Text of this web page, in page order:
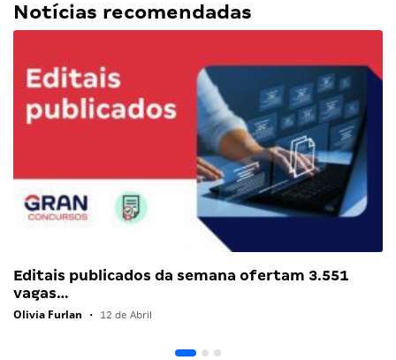
Notícias recomendadas
Editais publicados da semana ofertam 3.551
vagas…
Olivia Furlan • 12 de Abril